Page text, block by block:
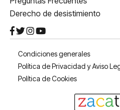
Derecho de desistimiento
Condiciones generales
Política de Privacidad y Aviso
Política de Cookies